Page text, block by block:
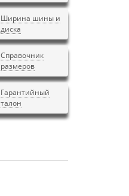
Ширина шины и
диска
Справочник
размеров
Гарантийный
талон